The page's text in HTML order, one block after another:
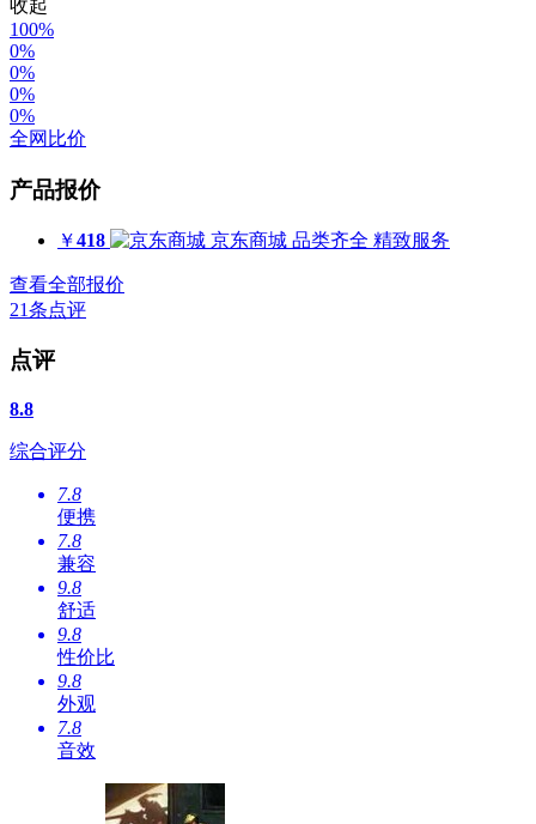
收起
100%
0%
0%
0%
0%
全网比价
产品报价
￥418 京东商城 品类齐全 精致服务
查看全部报价
21条点评
点评
8.8
综合评分
7.8
便携
7.8
兼容
9.8
舒适
9.8
性价比
9.8
外观
7.8
音效